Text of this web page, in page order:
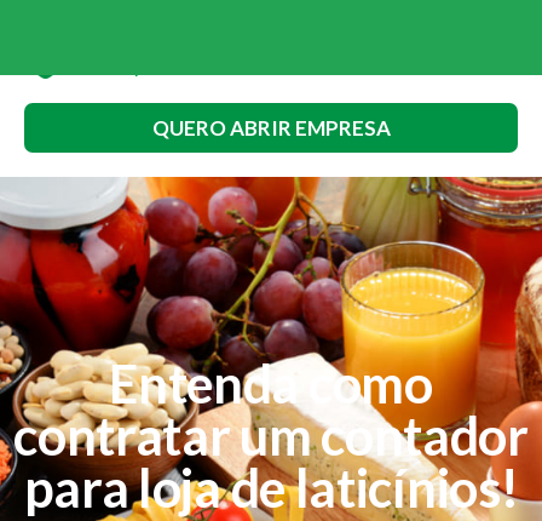
QUERO ABRIR EMPRESA
Entenda como
contratar um contador
para loja de laticínios!